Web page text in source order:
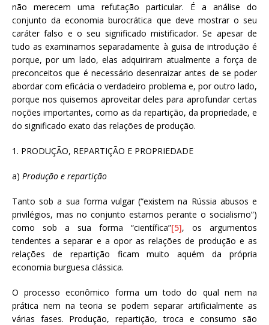
não merecem uma refutação particular. É a análise do
conjunto da economia burocrática que deve mostrar o seu
caráter falso e o seu significado mistificador. Se apesar de
tudo as examinamos separadamente à guisa de introdução é
porque, por um lado, elas adquiriram atualmente a força de
preconceitos que é necessário desenraizar antes de se poder
abordar com eficácia o verdadeiro problema e, por outro lado,
porque nos quisemos aproveitar deles para aprofundar certas
noções importantes, como as da repartição, da propriedade, e
do significado exato das relações de produção.
1. PRODUÇÃO, REPARTIÇÃO E PROPRIEDADE
a) Produção e repartição
Tanto sob a sua forma vulgar (“existem na Rússia abusos e
privilégios, mas no conjunto estamos perante o socialismo”)
como sob a sua forma “científica”[5], os argumentos
tendentes a separar e a opor as relações de produção e as
relações de repartição ficam muito aquém da própria
economia burguesa clássica.
O processo econômico forma um todo do qual nem na
prática nem na teoria se podem separar artificialmente as
várias fases. Produção, repartição, troca e consumo são